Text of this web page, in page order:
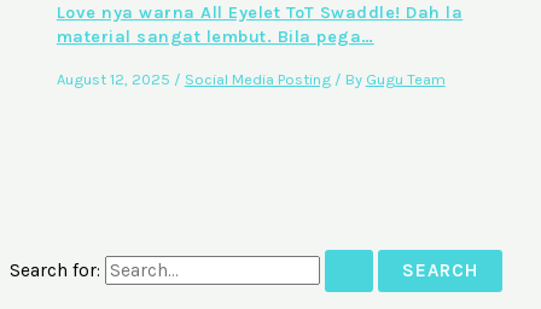
Love nya warna All Eyelet ToT Swaddle! Dah la
material sangat lembut. Bila pega…
August 12, 2025 / Social Media Posting/ By Gugu Team
Search for: